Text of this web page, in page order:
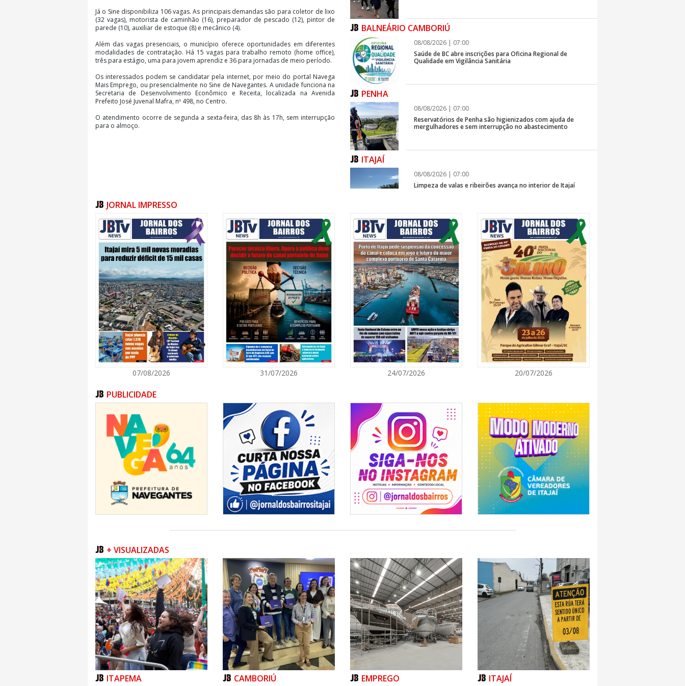
Já o Sine disponibiliza 106 vagas. As principais demandas são para coletor de lixo
(32 vagas), motorista de caminhão (16), preparador de pescado (12), pintor de
parede (10), auxiliar de estoque (8) e mecânico (4).
Além das vagas presenciais, o município oferece oportunidades em diferentes
modalidades de contratação. Há 15 vagas para trabalho remoto (home office),
três para estágio, uma para jovem aprendiz e 36 para jornadas de meio período.
Os interessados podem se candidatar pela internet, por meio do portal Navega
Mais Emprego, ou presencialmente no Sine de Navegantes. A unidade funciona na
Secretaria de Desenvolvimento Econômico e Receita, localizada na Avenida
Prefeito José Juvenal Mafra, nº 498, no Centro.
O atendimento ocorre de segunda a sexta-feira, das 8h às 17h, sem interrupção
para o almoço.
BALNEÁRIO CAMBORIÚ
08/08/2026 | 07:00
Saúde de BC abre inscrições para Oficina Regional de
Qualidade em Vigilância Sanitária
PENHA
08/08/2026 | 07:00
Reservatórios de Penha são higienizados com ajuda de
mergulhadores e sem interrupção no abastecimento
ITAJAÍ
08/08/2026 | 07:00
Limpeza de valas e ribeirões avança no interior de Itajaí
ITAJAÍ
08/08/2026 | 07:00
8º Capoezade promove semana de oficinas gratuitas e
atividades culturais em Itajaí
GERAL
08/08/2026 | 07:00
Univali e Câmara de Vereadores de Itajaí reúnem
especialistas para discutir políticas públicas e inovação
BALNEÁRIO CAMBORIÚ
08/08/2026 | 07:00
BALNEÁRIO CAMBORIÚ
08/08/2026 | 07:00
Setor judicial de medicamentos de BC estará fechado nos
dias 10 e 11 de agosto para realização de inventário
JORNAL IMPRESSO
07/08/2026 31/07/2026 24/07/2026 20/07/2026
PUBLICIDADE
+ VISUALIZADAS
ITAPEMA CAMBORIÚ EMPREGO ITAJAÍ